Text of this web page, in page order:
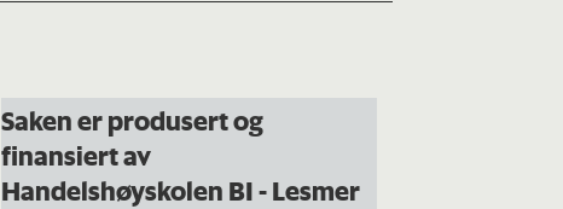
Saken er produsert og
finansiert av
Handelshøyskolen BI -Lesmer